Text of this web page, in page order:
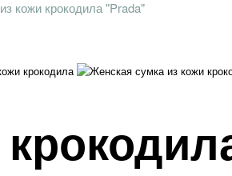
кожи крокодила "Prada"